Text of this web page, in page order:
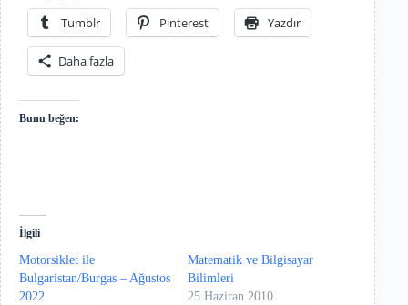
Tumblr Pinterest Yazdır
Daha fazla
Bunu beğen:
İlgili
Motorsiklet ile
Bulgaristan/Burgas – Ağustos
2022
Matematik ve Bilgisayar
Bilimleri
25 Haziran 2010